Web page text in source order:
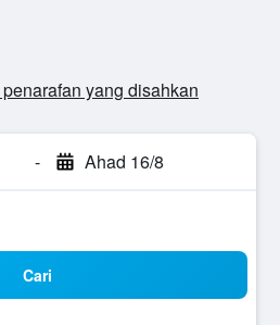
yang disahkan
- Ahad 16/8
Cari